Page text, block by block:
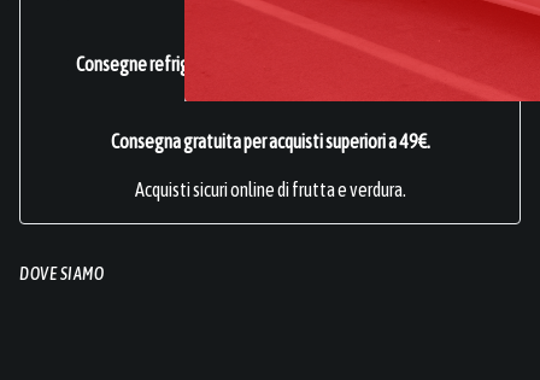
frutta online.
Consegne refrigerate a domicilio in tutta Italia.
Azienda
Consegna gratuita per acquisti superiori a 49€.
Acquisti sicuri online di frutta e verdura.
DOVE SIAMO